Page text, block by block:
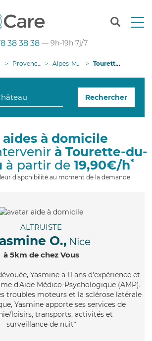
T
n
g
i
38 38 38 — 9h-19h 7j/7
Provence-Alpes-Côte d'Azur Alpes-Maritimes Tourette-du-Château
Rechercher
à domicile
à Tourette-du-
à partir de 19,90€/h*
leur disponibilité au moment de la demande
ALTRUISTE
O., Nice
à 5km de chez Vous
Yasmine a 11 ans d'expérience et
d'Aide Médico-Psychologique (AMP).
troubles moteurs et la sclérose latérale
Yasmine apporte ses services de
loisirs, transports, activités et
surveillance de nuit*